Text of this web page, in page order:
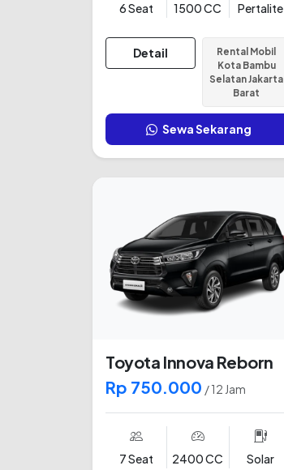
6 Seat 1500 CC Pertalite
Detail
Rental Mobil
Kota Bambu
Selatan Jakarta
Barat
Sewa Sekarang
Toyota Innova Reborn
Rp 750.000 / 12 Jam
7 Seat 2400 CC Solar